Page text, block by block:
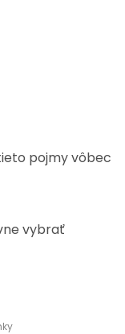
pojmy vôbec
vybrať